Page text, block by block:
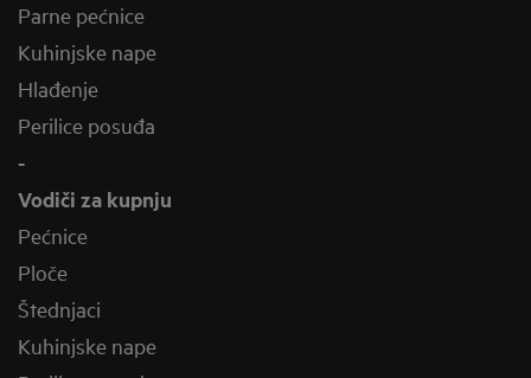
Parne pećnice
Kuhinjske nape
Hlađenje
Perilice posuđa
-
Vodiči za kupnju
Pećnice
Ploče
Štednjaci
Kuhinjske nape